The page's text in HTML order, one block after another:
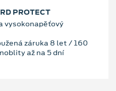
PROTECT
vysokonapěťový
záruka 8 let / 160
až na 5 dní